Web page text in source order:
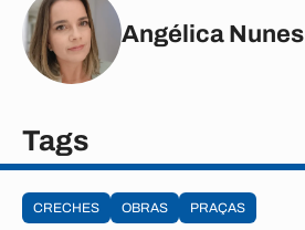
Angélica Nunes
Tags
CRECHES OBRAS PRAÇAS